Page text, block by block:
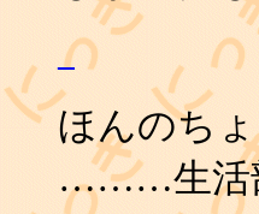
_
ほんのち
………生活